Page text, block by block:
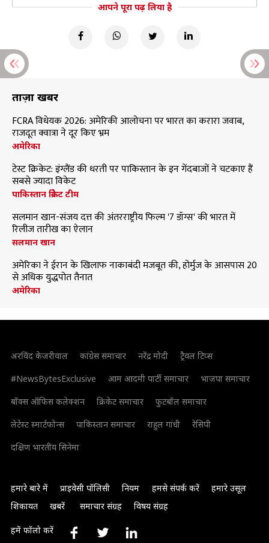
आपने पूरा पढ़ लिया है
ताज़ा खबरें
FCRA विधेयक 2026: अमेरिकी आलोचना पर भारत का करारा जवाब,
राजदूत क्वात्रा ने दूर किए भ्रम
अमेरिका
टेस्ट क्रिकेट: इंग्लैंड की धरती पर पाकिस्तान के इन गेंदबाजों ने चटकाए हैं
सबसे ज्यादा विकेट
पाकिस्तान क्रिकेट टीम
सलमान खान-संजय दत्त की अंतरराष्ट्रीय फिल्म '7 डॉग्स' की भारत में
रिलीज तारीख का ऐलान
सलमान खान
अमेरिका ने ईरान के खिलाफ नाकाबंदी मजबूत की, होर्मुज के आसपास 20
से अधिक युद्धपोत तैनात
अमेरिका
अरविंद केजरीवाल कांग्रेस समाचार नरेंद्र मोदी
ट्रैवल टिप्स
#NewsBytesExclusive
आम आदमी पार्टी समाचार
भाजपा समाचार
बॉक्स ऑफिस कलेक्शन
क्रिकेट समाचार
फुटबॉल समाचार
लेटेस्ट स्मार्टफोन्स
पाकिस्तान समाचार राहुल गांधी
रेसिपी
दक्षिण भारतीय सिनेमा
हमारे बारे में प्राइवेसी पॉलिसी नियम हमसे संपर्क करें
हमारे उसूल
शिकायत
खबरें समाचार संग्रह विषय संग्रह
हमें फॉलो करें